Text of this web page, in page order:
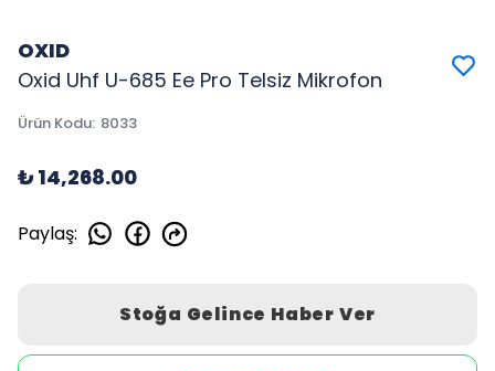
OXID
Oxid Uhf U-685 Ee Pro Telsiz Mikrofon
Ürün Kodu: 8033
₺ 14,268.00
Paylaş:
Stoğa Gelince Haber Ver